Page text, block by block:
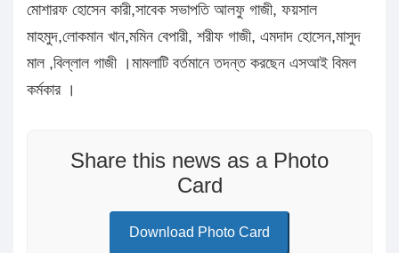
মোশারফ হোসেন কারী,সাবেক সভাপতি আলফু গাজী, ফয়সাল
মাহমুদ,লোকমান খান,মমিন বেপারী, শরীফ গাজী, এমদাদ হোসেন,মাসুদ
মাল ,বিল্লাল গাজী ।মামলাটি বর্তমানে তদন্ত করছেন এসআই বিমল
কর্মকার ।
Share this news as a Photo
Card
Download Photo Card